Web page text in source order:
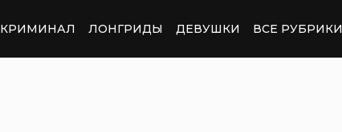
КРИМИНАЛ ЛОНГРИДЫ ДЕВУШКИ ВСЕ РУБРИКИ